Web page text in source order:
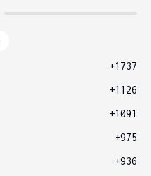
+1737
+1126
+1091
+975
+936